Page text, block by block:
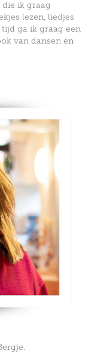
ik graag
lezen, liedjes
ga ik graag een
van dansen en